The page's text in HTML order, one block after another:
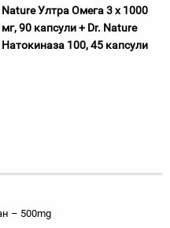
Nature Ултра Омега 3 х 1000
мг, 90 капсули + Dr. Nature
Натокиназа 100, 45 капсули
– 500mg